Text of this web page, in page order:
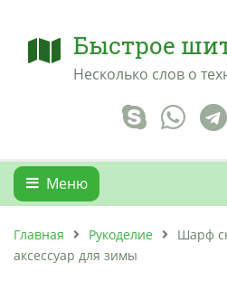
Быстрое
Несколько слов о
Меню
Главная Рукоделие
Шарф
аксессуар для зимы